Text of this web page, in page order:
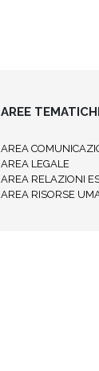
AREE
AREA
AREA LEGALE
AREA RELAZIONI
AREA RISORSE